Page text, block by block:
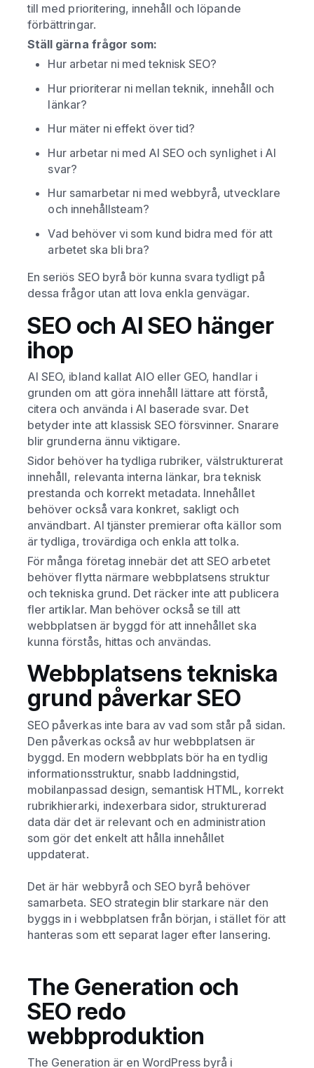
till med prioritering, innehåll och löpande
förbättringar.
Ställ gärna frågor som:
Hur arbetar ni med teknisk SEO?
Hur prioriterar ni mellan teknik, innehåll och
länkar?
Hur mäter ni effekt över tid?
Hur arbetar ni med AI SEO och synlighet i AI
svar?
Hur samarbetar ni med webbyrå, utvecklare
och innehållsteam?
Vad behöver vi som kund bidra med för att
arbetet ska bli bra?
En seriös SEO byrå bör kunna svara tydligt på
dessa frågor utan att lova enkla genvägar.
SEO och AI SEO hänger
ihop
AI SEO, ibland kallat AIO eller GEO, handlar i
grunden om att göra innehåll lättare att förstå,
citera och använda i AI baserade svar. Det
betyder inte att klassisk SEO försvinner. Snarare
blir grunderna ännu viktigare.
Sidor behöver ha tydliga rubriker, välstrukturerat
innehåll, relevanta interna länkar, bra teknisk
prestanda och korrekt metadata. Innehållet
behöver också vara konkret, sakligt och
användbart. AI tjänster premierar ofta källor som
är tydliga, trovärdiga och enkla att tolka.
För många företag innebär det att SEO arbetet
behöver flytta närmare webbplatsens struktur
och tekniska grund. Det räcker inte att publicera
fler artiklar. Man behöver också se till att
webbplatsen är byggd för att innehållet ska
kunna förstås, hittas och användas.
Webbplatsens tekniska
grund påverkar SEO
SEO påverkas inte bara av vad som står på sidan.
Den påverkas också av hur webbplatsen är
byggd. En modern webbplats bör ha en tydlig
informationsstruktur, snabb laddningstid,
mobilanpassad design, semantisk HTML, korrekt
rubrikhierarki, indexerbara sidor, strukturerad
data där det är relevant och en administration
som gör det enkelt att hålla innehållet
uppdaterat.
Det är här webbyrå och SEO byrå behöver
samarbeta. SEO strategin blir starkare när den
byggs in i webbplatsen från början, i stället för att
hanteras som ett separat lager efter lansering.
The Generation och
SEO redo
webbproduktion
The Generation är en WordPress byrå i